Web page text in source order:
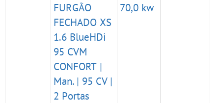
FURGÃO
FECHADO XS
1.6 BlueHDi
95 CVM
CONFORT |
Man. | 95 CV |
2 Portas
70,0 kw